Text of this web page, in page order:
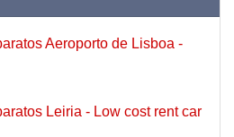
Aeroporto de Lisboa -
Leiria - Low cost rent car